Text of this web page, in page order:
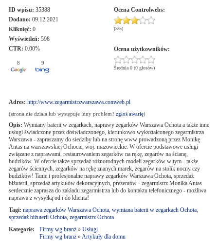
ID wpisu: 35388
Dodano: 09.12.2021
Kliknięć: 0
Wyświetleń: 598
CTR: 0.00%
8 9
Ocena Controlwebs:
(3/5)
Ocena użytkowników:
Średnia 0 (0 głosów)
Adres: http://www.zegarmistrzwarszawa.comweb.pl
(strona nie działa lub występuje inny problem? zgłoś awarię)
Opis: Wymiany baterii w zegarkach, naprawy zegarków Warszawa Ochota a także inne
usługi świadczone przez doświadczonego, kierunkowo wykształconego zegarmistrza
Warszawa - zapraszamy do siedziby lub na stronę www prowadzoną przez Monikę
Antas na warszawskiej Ochocie, woj. mazowieckie. W ofercie podstawowe usługi
związane z naprawami, restaurowaniem zegarków na rękę, zegarów na ścianę,
budzików. W ofercie także sprzedaż różnorodnych modeli zegarków w tym - także
zegarów ściennych, zegarków na rękę znanych marek, zegarów na stolik nocny czy
budzików! Tanie i profesjonalne naprawy zegarków Warszawa Ochota, sprzedaż
biżuterii, sprzedaż artykułów dekoracyjnych, prezentów - zegarmistrz Monika Antas
serdecznie zaprasza do zakładu zegarmistrza lub do kontaktu telefonicznego - możliwa
naprawa z wysyłką od i do klienta!
Tagi: naprawa zegarków Warszawa Ochota, wymiana baterii w zegarkach Ochota,
sprzedaż biżuterii Ochota, zegarmistrz Ochota
Kategorie:
Firmy wg branż» Usługi
Firmy wg branż»Artykuły dla domu